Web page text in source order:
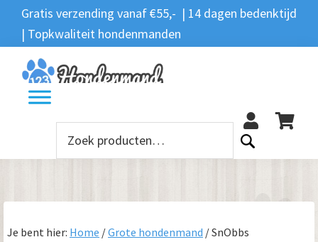
Spring
naar
de
hoofdnavigatie
Door
naar
de
hoofd
inhoud
Spring
naar
de
voettekst
Gratis verzending vanaf €55,- | 14 dagen bedenktijd
| Topkwaliteit hondenmanden
Zoeken
Zoeken
naar:
Je bent hier: Home /Grote hondenmand /SnObbs